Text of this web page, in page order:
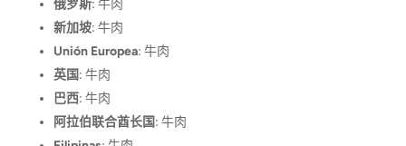
俄罗斯: 牛肉
新加坡: 牛肉
Unión Europea: 牛肉
英国: 牛肉
巴西: 牛肉
阿拉伯联合酋长国: 牛肉